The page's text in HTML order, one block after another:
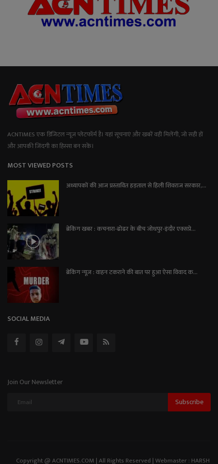
ACNTIMES एक डिजिटल न्यूज प्लेटफॉर्म है। यहां सूचनाएं और खबरें वही मिलेंगी, जो सही हों
और आपकी जिंदगी का हिस्सा बन सकें।
MOST VIEWED POSTS
अध्यापकों की आज प्रस्तावित हड़ताल से हिली शिवराज सरकार,...
ब्रेकिंग खबर : कचनारा-ढोढर के बीच जोधपुर-इंदौर एक्सप्रे...
ब्रेकिंग न्यूज़ : वाहन टकराने की बात पर हुआ ऐसा विवाद क...
SOCIAL MEDIA
Join Our Newsletter
Subscribe
Copyright @ ACNTIMES.COM | All Rights Reserved | Webmaster : HARSH